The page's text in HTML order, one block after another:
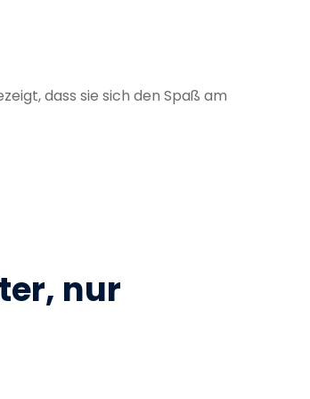
dass sie sich den Spaß am
nur